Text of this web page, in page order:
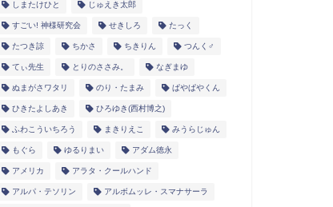
しまたけひと じゅえき太郎
すごい! 神様研究会 せきしろ たっく
たつき諒 ちかさ ちきりん つんく♂
てぃ先生 とりのささみ。 なぎまゆ
ぬまがさワタリ のり・たまみ ぱやぱやくん
ひきたよしあき ひろゆき(西村博之)
ふわこういちろう まきりえこ みうらじゅん
もぐら ゆるりまい アダム徳永
アメリカ アラタ・クールハンド
アルパ・テソリン アルボムッレ・スマナサーラ